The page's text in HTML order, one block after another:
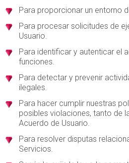
Para proporcionar un entorno
Para procesar solicitudes de
Usuario.
Para identificar y autenticar el
funciones.
Para detectar y prevenir
ilegales.
Para hacer cumplir nuestras
posibles violaciones, tanto de
Acuerdo de Usuario.
Para resolver disputas
Servicios.